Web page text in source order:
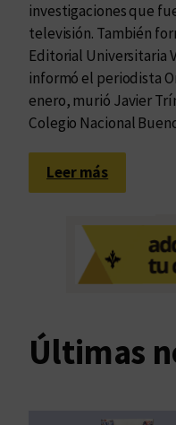
investigaciones que
televisión. También
Editorial Universitaria
informó el periodista
enero, murió Javier
Colegio Nacional
Leer más:
A
ó
s
u
i
Últimas